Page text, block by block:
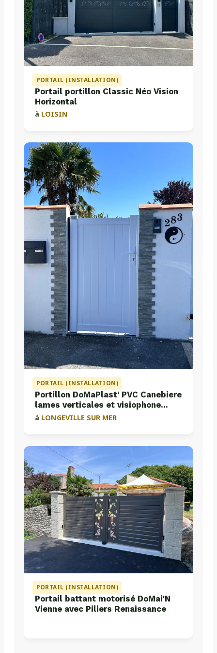
PORTAIL (INSTALLATION)
Portail portillon Classic Néo Vision
Horizontal
à LOISIN
PORTAIL (INSTALLATION)
Portillon DoMaPlast' PVC Canebiere
lames verticales et visiophone
Aiphone
à LONGEVILLE SUR MER
PORTAIL (INSTALLATION)
Portail battant motorisé DoMai'N
Vienne avec Piliers Renaissance